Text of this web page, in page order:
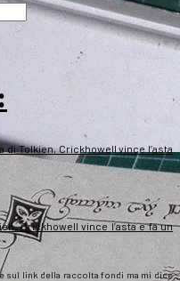
di Tolkien, Crickhowell vince l’asta
Crickhowell vince l’asta e fa un
sul link della raccolta fondi ma mi dice